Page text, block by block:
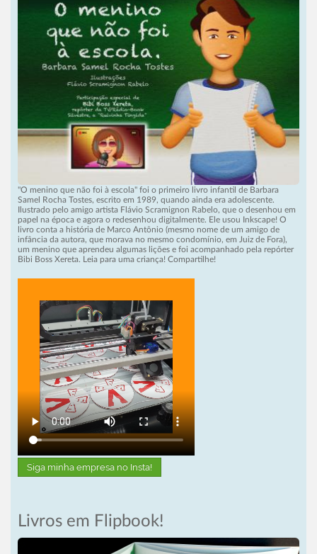
"O menino que não foi à escola" foi o primeiro livro infantil de Barbara
Samel Rocha Tostes, escrito em 1989, quando ainda era adolescente.
Ilustrado pelo amigo artista Flávio Scramignon Rabelo, que o desenhou em
papel na época e agora o redesenhou digitalmente. Ele usou Inkscape! O
livro conta a história de Marco Antônio (mesmo nome de um amigo de
infância da autora, que morava no mesmo condomínio, em Juiz de Fora),
um menino que aprendeu algumas lições e foi acompanhado pela repórter
Bibi Boss Xereta. Leia para uma criança! Compartilhe!
Siga minha empresa no Insta!
Livros em Flipbook!